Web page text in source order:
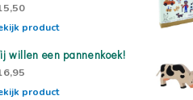
product
willen een pannenkoek!
product